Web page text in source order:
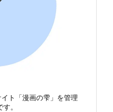
ト「漫画の雫」を管理
。